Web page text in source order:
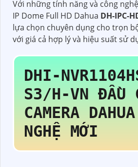
Với những tính năng và công
IP Dome Full HD Dahua DH-IPC-
lựa chọn chuyên dụng cho trọn
với giá cả hợp lý và hiệu suất sử
DHI-
S3/H-VN ĐẦU
CAMERA
NGHỆ MỚI